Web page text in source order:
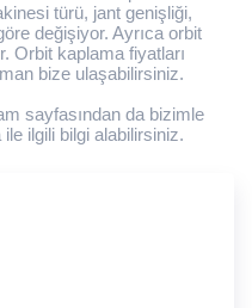
türü, jant genişliği,
değişiyor. Ayrıca orbit
Orbit kaplama fiyatları
bize ulaşabilirsiniz.
sayfasından da bizimle
ilgili bilgi alabilirsiniz.